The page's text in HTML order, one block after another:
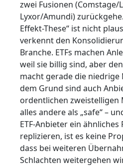
zwei Fusionen (Comstage/
Lyxor/Amundi)
Effekt-These“ ist nicht
verkennt den
Branche. ETFs machen
weil sie billig sind, aber
macht gerade die niedrige
dem Grund sind auch
ordentlichen zweistelligen
alles andere als „safe“ –
ETF-Anbieter ein
replizieren, ist es keine
dass bei weiteren
Schlachten weitergehen